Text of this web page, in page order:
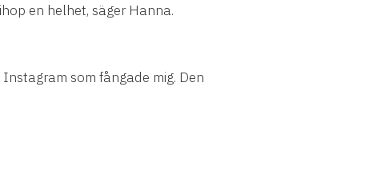
en helhet, säger Hanna.
som fångade mig. Den